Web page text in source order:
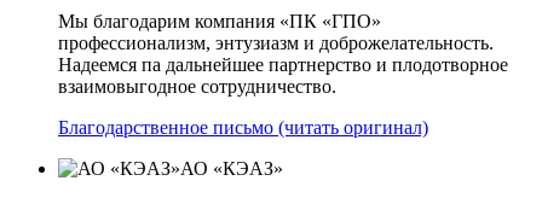
Мы благодарим компания «ПК «ГПО»
профессионализм, энтузиазм и доброжелательность.
Надеемся па дальнейшее партнерство и плодотворное
взаимовыгодное сотрудничество.
Благодарственное письмо (читать оригинал)
АО «КЭАЗ»